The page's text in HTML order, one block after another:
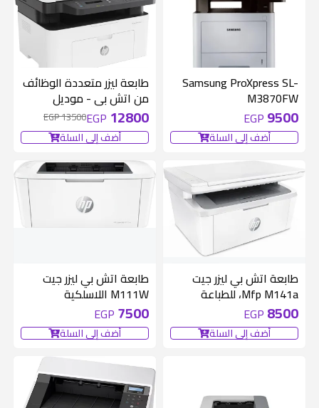
Samsung ProXpress SL-
M3870FW
9500
EGP
أضف إلى السلة
متوفر 1 قطع
طابعة ليزر متعددة الوظائف
من اتش بي - موديل
137fnw
12800
EGP
13500 EGP
أضف إلى السلة
طابعة اتش بي ليزر جيت
Mfp M141a، للطباعة
والنسخ والمسح
8500
EGP
أضف إلى السلة
طابعة اتش بي ليزر جيت
M111W اللاسلكية
7500
EGP
أضف إلى السلة